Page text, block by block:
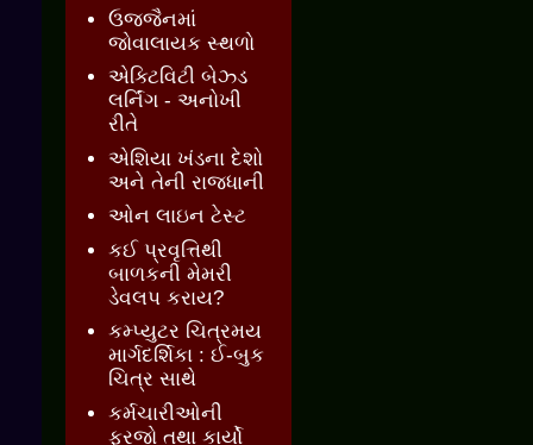
ઉજ્જૈનમાં
જોવાલાયક સ્થળો
એક્ટિવિટી બેઝ્ડ
લર્નિંગ - અનોખી
રીતે
એશિયા ખંડના દેશો
અને તેની રાજધાની
ઓન લાઇન ટેસ્ટ
કઈ પ્રવૃત્તિથી
બાળકની મેમરી
ડેવલપ કરાય?
કમ્પ્યુટર ચિત્રમય
માર્ગદર્શિકા : ઈ-બુક
ચિત્ર સાથે
કર્મચારીઓની
ફરજો તથા કાર્યો